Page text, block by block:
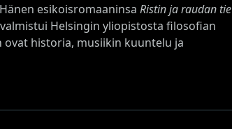
esikoisromaaninsa Ristin ja raudan tie
Helsingin yliopistosta filosofian
ovat historia, musiikin kuuntelu ja